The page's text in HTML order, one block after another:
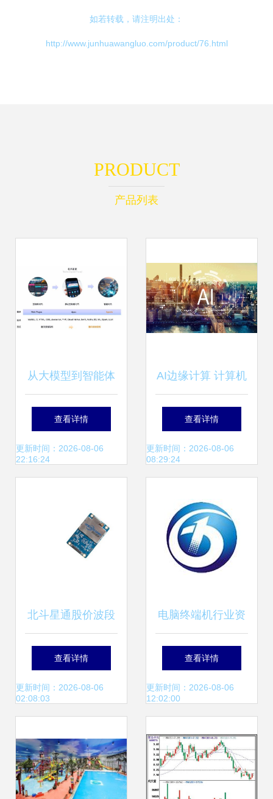
如若转载，请注明出处：
http://www.junhuawangluo.com/product/76.html
PRODUCT
产品列表
从大模型到智能体
计算机软硬件技术
的演进与前景
查看详情
更新时间：2026-08-06
22:16:24
AI边缘计算 计算机
软硬件技术开发的
新前沿
查看详情
更新时间：2026-08-06
08:29:24
北斗星通股价波段
回调后的技术迷思
查看详情
更新时间：2026-08-06
02:08:03
电脑终端机行业资
源对接指南 名录查
阅与技术研发趋势
查看详情
更新时间：2026-08-06
12:02:00